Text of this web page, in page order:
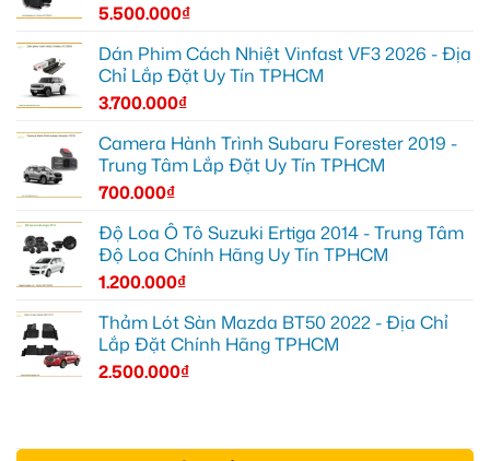
5.500.000₫
Dán Phim Cách Nhiệt Vinfast VF3 2026 - Địa
Chỉ Lắp Đặt Uy Tín TPHCM
3.700.000₫
Camera Hành Trình Subaru Forester 2019 -
Trung Tâm Lắp Đặt Uy Tín TPHCM
700.000₫
Độ Loa Ô Tô Suzuki Ertiga 2014 - Trung Tâm
Độ Loa Chính Hãng Uy Tín TPHCM
1.200.000₫
Thảm Lót Sàn Mazda BT50 2022 - Địa Chỉ
Lắp Đặt Chính Hãng TPHCM
2.500.000₫